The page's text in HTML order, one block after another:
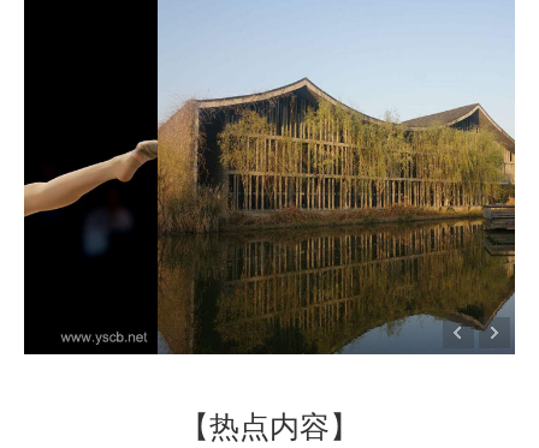
【热点内容】